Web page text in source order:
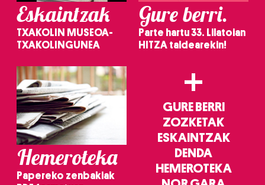
Eskaintzak
TXAKOLIN MUSEOA-
TXAKOLINGUNEA
Gure berri.
Parte hartu 33. Lilatoian
HITZA taldearekin!
Hemeroteka
Papereko zenbakiak
+
GURE BERRI
ZOZKETAK
ESKAINTZAK
DENDA
HEMEROTEKA